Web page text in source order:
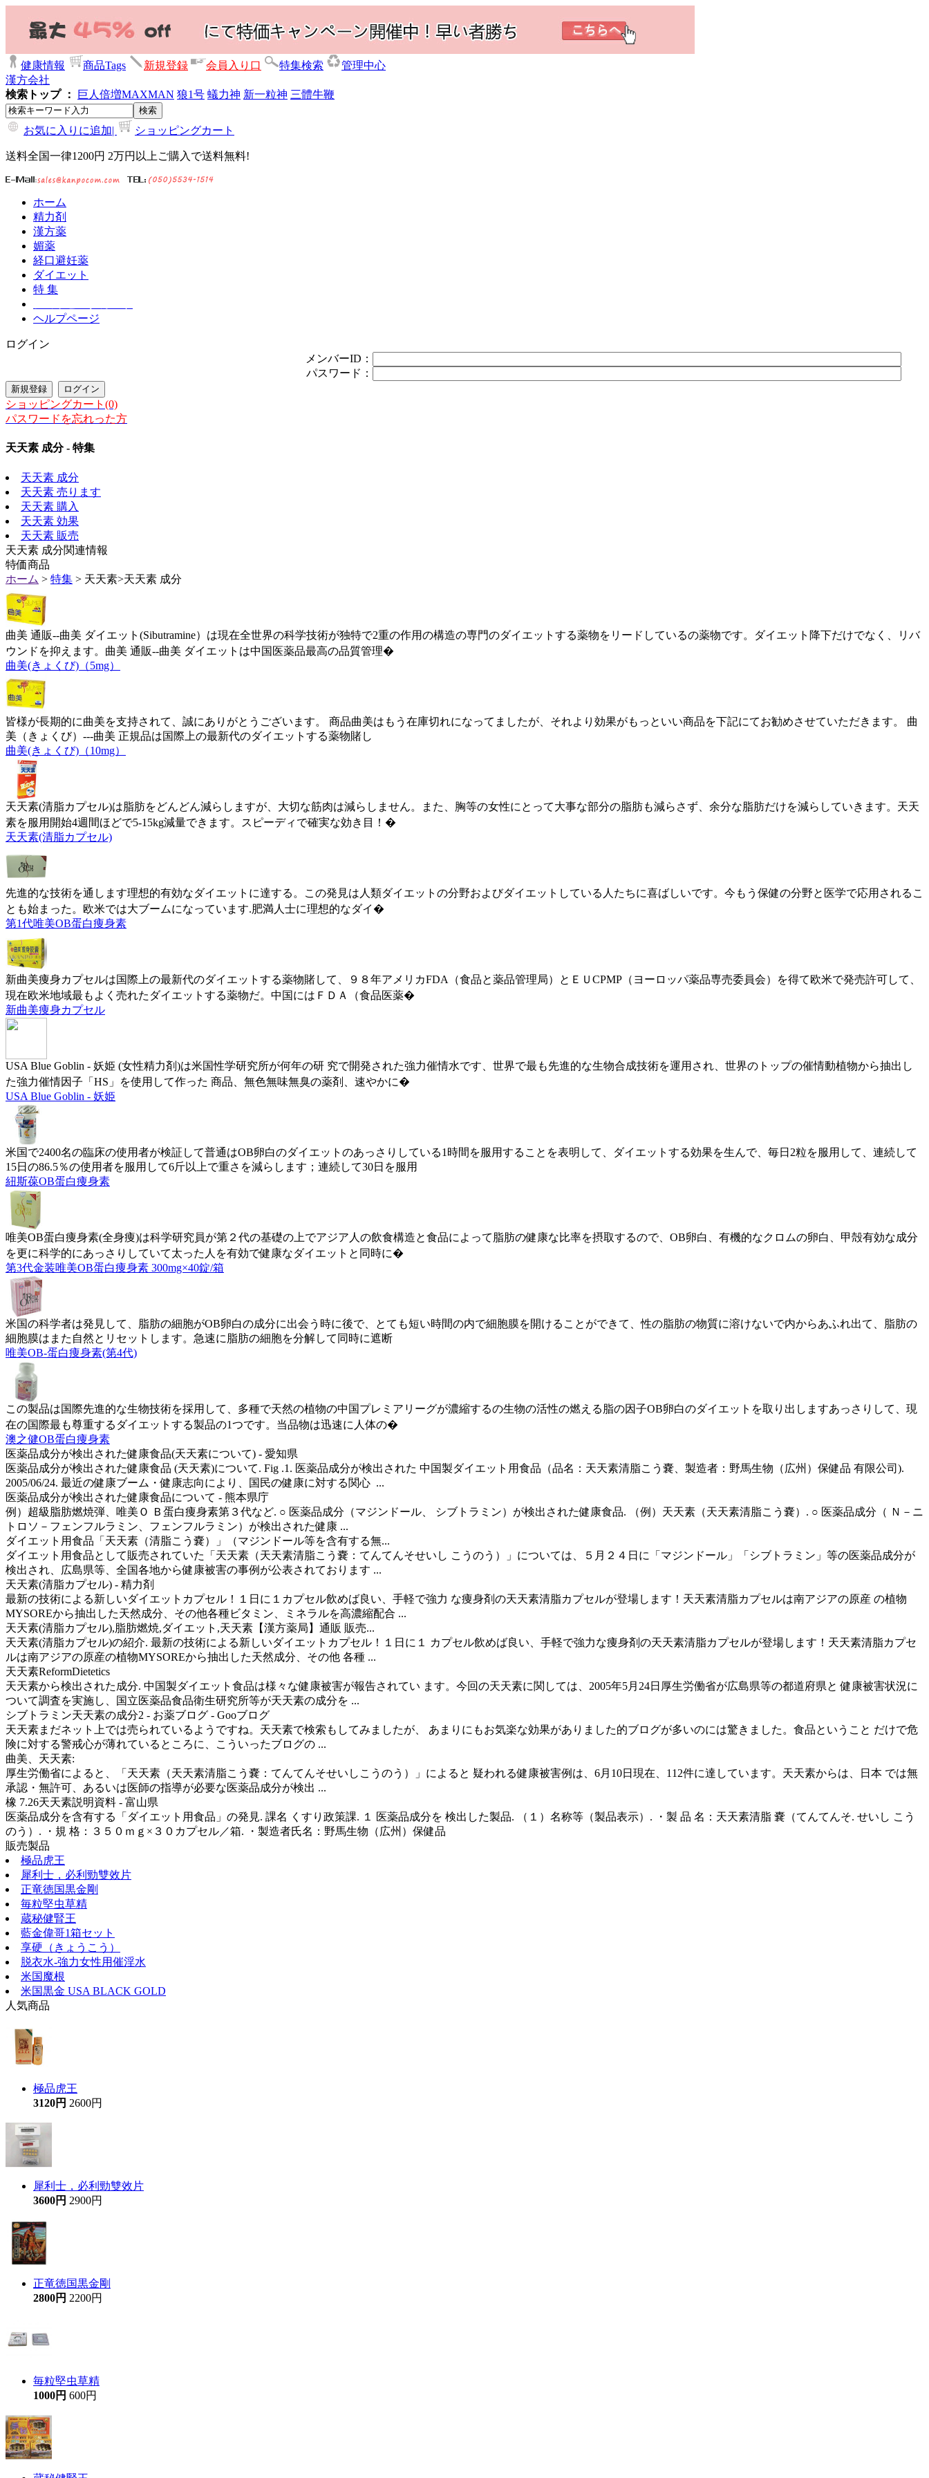
健康情報 商品Tags 新規登録 会員入り口 特集検索
管理中心
漢方会社
検索トップ ：
巨人倍増MAXMAN 狼1号 蟻力神 新一粒神 三體牛鞭
お気に入りに追加| ショッピングカート
送料全国一律1200円 2万円以上ご購入で送料無料!
ホーム
精力剤
漢方薬
媚薬
経口避妊薬
ダイエット
特 集
ヘルプページ
ログイン
メンバーID：
パスワード：
ショッピングカート(0)
パスワードを忘れった方
天天素 成分 - 特集
天天素 成分
天天素 売ります
天天素 購入
天天素 効果
天天素 販売
天天素 成分関連情報
特価商品
ホーム > 特集 > 天天素>天天素 成分
曲美 通販--曲美 ダイエット(Sibutramine）は現在全世界の科学技術が独特で2重の作用の構造の専門のダイエットする薬物をリードしているの薬物です。ダイエット降下だけでなく、リバ
ウンドを抑えます。曲美 通販--曲美 ダイエットは中国医薬品最高の品質管理�
曲美(きょくび)（5mg）
皆様が長期的に曲美を支持されて、誠にありがとうございます。 商品曲美はもう在庫切れになってましたが、それより効果がもっといい商品を下記にてお勧めさせていただきます。 曲
美（きょくび）---曲美 正規品は国際上の最新代のダイエットする薬物賭し
曲美(きょくび)（10mg）
天天素(清脂カプセル)は脂肪をどんどん減らしますが、大切な筋肉は減らしません。また、胸等の女性にとって大事な部分の脂肪も減らさず、余分な脂肪だけを減らしていきます。天天
素を服用開始4週間ほどで5-15kg減量できます。スピーディで確実な効き目！�
天天素(清脂カプセル)
先進的な技術を通します理想的有効なダイエットに達する。この発見は人類ダイエットの分野およびダイエットしている人たちに喜ばしいです。今もう保健の分野と医学で応用されるこ
とも始まった。欧米では大ブームになっています.肥満人士に理想的なダイ�
第1代唯美OB蛋白痩身素
新曲美痩身カプセルは国際上の最新代のダイエットする薬物賭して、９８年アメリカFDA（食品と薬品管理局）とＥＵCPMP（ヨーロッパ薬品専売委員会）を得て欧米で発売許可して、
現在欧米地域最もよく売れたダイエットする薬物だ。中国にはＦＤＡ（食品医薬�
新曲美痩身カプセル
USA Blue Goblin - 妖姫 (女性精力剤)は米国性学研究所が何年の研 究で開発された強力催情水です、世界で最も先進的な生物合成技術を運用され、世界のトップの催情動植物から抽出し
た強力催情因子「HS」を使用して作った 商品、無色無味無臭の薬剤、速やかに�
USA Blue Goblin - 妖姫
米国で2400名の臨床の使用者が検証して普通はOB卵白のダイエットのあっさりしている1時間を服用することを表明して、ダイエットする効果を生んで、毎日2粒を服用して、連続して
15日の86.5％の使用者を服用して6斤以上で重さを減らします；連続して30日を服用
紐斯葆OB蛋白痩身素
唯美OB蛋白痩身素(全身痩)は科学研究員が第２代の基礎の上でアジア人の飲食構造と食品によって脂肪の健康な比率を摂取するので、OB卵白、有機的なクロムの卵白、甲殻有効な成分
を更に科学的にあっさりしていて太った人を有効で健康なダイエットと同時に�
第3代金装唯美OB蛋白痩身素 300mg×40錠/箱
米国の科学者は発見して、脂肪の細胞がOB卵白の成分に出会う時に後で、とても短い時間の内で細胞膜を開けることができて、性の脂肪の物質に溶けないで内からあふれ出て、脂肪の
細胞膜はまた自然とリセットします。急速に脂肪の細胞を分解して同時に遮断
唯美OB-蛋白痩身素(第4代)
この製品は国際先進的な生物技術を採用して、多種で天然の植物の中国プレミアリーグが濃縮するの生物の活性の燃える脂の因子OB卵白のダイエットを取り出しますあっさりして、現
在の国際最も尊重するダイエットする製品の1つです。当品物は迅速に人体の�
澳之健OB蛋白痩身素
医薬品成分が検出された健康食品(天天素について) - 愛知県
医薬品成分が検出された健康食品 (天天素)について. Fig .1. 医薬品成分が検出された 中国製ダイエット用食品（品名：天天素清脂こう嚢、製造者：野馬生物（広州）保健品 有限公司).
2005/06/24. 最近の健康ブーム・健康志向により、国民の健康に対する関心 ...
医薬品成分が検出された健康食品について - 熊本県庁
例）超級脂肪燃焼弾、唯美Ｏ Ｂ蛋白痩身素第３代など. ○ 医薬品成分（マジンドール、 シブトラミン）が検出された健康食品. （例）天天素（天天素清脂こう嚢）. ○ 医薬品成分（ Ｎ－ニ
トロソ－フェンフルラミン、フェンフルラミン）が検出された健康 ...
ダイエット用食品「天天素（清脂こう嚢）」（マジンドール等を含有する無...
ダイエット用食品として販売されていた「天天素（天天素清脂こう嚢：てんてんそせいし こうのう）」については、５月２４日に「マジンドール」「シブトラミン」等の医薬品成分が
検出され、広島県等、全国各地から健康被害の事例が公表されております ...
天天素(清脂カプセル) - 精力剤
最新の技術による新しいダイエットカプセル！１日に１カプセル飲めば良い、手軽で強力 な痩身剤の天天素清脂カプセルが登場します！天天素清脂カプセルは南アジアの原産 の植物
MYSOREから抽出した天然成分、その他各種ビタミン、ミネラルを高濃縮配合 ...
天天素(清脂カプセル),脂肪燃焼,ダイエット,天天素【漢方薬局】通販 販売...
天天素(清脂カプセル)の紹介. 最新の技術による新しいダイエットカプセル！１日に１ カプセル飲めば良い、手軽で強力な痩身剤の天天素清脂カプセルが登場します！天天素清脂カプセ
ルは南アジアの原産の植物MYSOREから抽出した天然成分、その他 各種 ...
天天素ReformDietetics
天天素から検出された成分. 中国製ダイエット食品は様々な健康被害が報告されてい ます。今回の天天素に関しては、2005年5月24日厚生労働省が広島県等の都道府県と 健康被害状況に
ついて調査を実施し、国立医薬品食品衛生研究所等が天天素の成分を ...
シブトラミン天天素の成分2 - お薬ブログ - Gooブログ
天天素まだネット上では売られているようですね。天天素で検索もしてみましたが、 あまりにもお気楽な効果がありました的ブログが多いのには驚きました。食品ということ だけで危
険に対する警戒心が薄れているところに、こういったブログの ...
曲美、天天素:
厚生労働省によると、「天天素（天天素清脂こう嚢：てんてんそせいしこうのう）」によると 疑われる健康被害例は、6月10日現在、112件に達しています。天天素からは、日本 では無
承認・無許可、あるいは医師の指導が必要な医薬品成分が検出 ...
橡 7.26天天素説明資料 - 富山県
医薬品成分を含有する「ダイエット用食品」の発見. 課名 くすり政策課. １ 医薬品成分を 検出した製品. （１）名称等（製品表示）. ・製 品 名：天天素清脂 嚢（てんてんそ. せいし こう
のう）. ・規 格：３５０ｍｇ×３０カプセル／箱. ・製造者氏名：野馬生物（広州）保健品
販売製品
極品虎王
犀利士，必利勁雙效片
正竜徳国黒金剛
毎粒堅虫草精
蔵秘健腎王
藍金偉哥1箱セット
享硬（きょうこう）
脱衣水-強力女性用催淫水
米国魔根
米国黒金 USA BLACK GOLD
人気商品
極品虎王
3120円 2600円
犀利士，必利勁雙效片
3600円 2900円
正竜徳国黒金剛
2800円 2200円
毎粒堅虫草精
1000円 600円